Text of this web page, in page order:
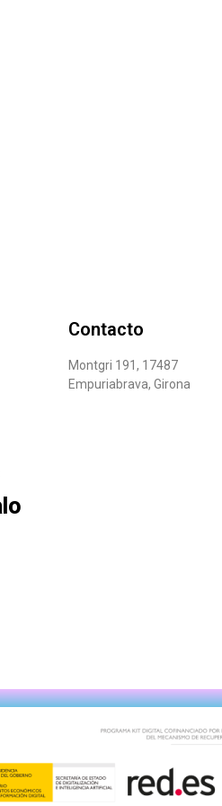
Contacto
Montgri 191, 17487
Empuriabrava, Girona